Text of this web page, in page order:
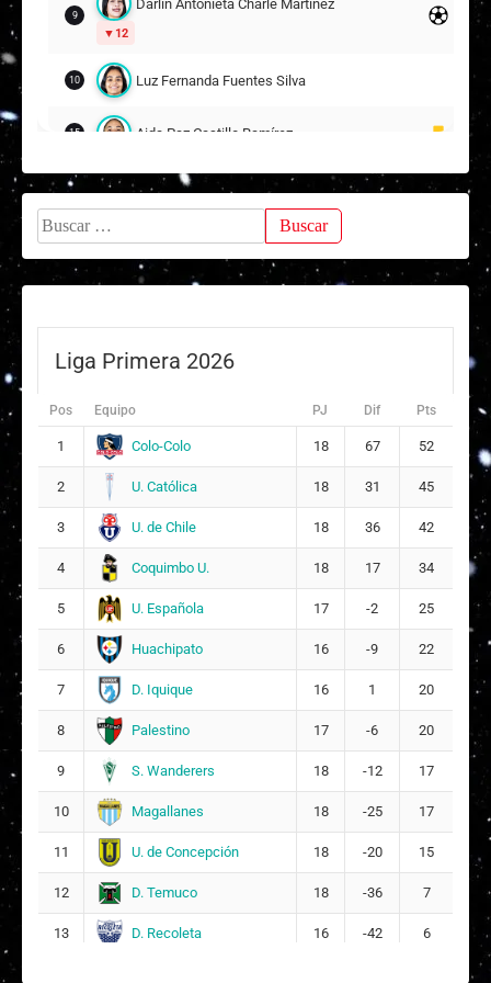
4
9
Darlin Antonieta Charle Martínez
12
10 Luz Fernanda Fuentes Silva
15 Aida Paz Castillo Ramírez
21 Krystell Loreto Muñoz Iturra
Viviana Margot Torres Retamal
23
21
12
Antonella Isidora Hernández Rojas
9
Andrea Soledad Zúñiga Muñoz
2
24
Nilson Concha
Buscar:
Liga Primera 2026
Pos Equipo PJ Dif Pts
1 Colo-Colo 18 67 52
2 U. Católica 18 31 45
3 U. de Chile 18 36 42
4 Coquimbo U. 18 17 34
5 U. Española 17 -2 25
6 Huachipato 16 -9 22
7 D. Iquique 16 1 20
8 Palestino 17 -6 20
9 S. Wanderers 18 -12 17
10 Magallanes 18 -25 17
11 U. de Concepción 18 -20 15
12 D. Temuco 18 -36 7
13 D. Recoleta 16 -42 6